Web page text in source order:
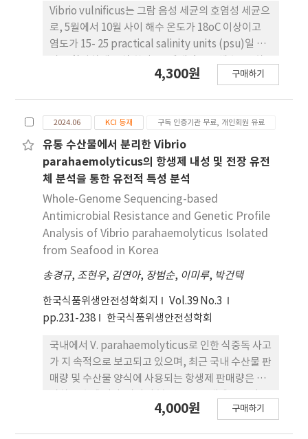
하였으나(P<0.05), H2S는 연구 전기간에 걸 쳐 측정
되지 않았다. 또한, 돼지의 스트레스 수준은 혈중 코르
티솔 농도를 효소면역측정법(ELISA)으로 측정하여
평 가하였다. 그 결과, 실험군의 코르티솔 농도 감소율
이 대조 군에 비해 유의적으로 높게 나타났다
(P<0.05). 스트레스 감 소에 따른 면역력 향상 여부를
시한 결과, 항원제시세포의 비율이 다 소 증가하였고,
CD4-T cell 비율이 유의적으로 증가하였다
(P<0.05). 이상의 결과를 종합하면, 본 실험에서 사용
한 바 이오매직®은 양돈장에서 악취 저감뿐만 아니라
돼지의 스 트레스 완화 및 면역 기능 향상에도 긍정적
인 효과를 나타 내었다. 이러한 개선 효과는 폐사율 감
소 및 생산성 향상, 나아가 동물 복지 증진에 기여할
수 있을 것으로 판단된다.
Vibrio vulnificus는 그람 음성 세균의 호염성 세균으
로, 5월에서 10월 사이 해수 온도가 18oC 이상이고
염도가 15- 25 practical salinity units (psu)일 때
구, 갯벌 등 다양한 해양 환경에 서식하며, 굴, 전복 등
vulnificus의 분포 범위가 점차 확장되고 있으며, 그
에 따라 비브리오 패혈증 감염에 대한 위험도가 증가
하 고 있다. 본 연구에서는 수산물에서 V. vulnificus
분리, 항 생제 감수성 검사, MLST 분석, 전장 유전체
분석을 통한 병원성 유전자 확인, MIC를 통한 항생제
내성 유전자 분 석, 더 나아가 bv-brc에 등록된 아시
아에서 분리된 V. vulnificus 균주들과 함께 cgMLST
분석을 진행하였다. 2023 년4월-7월까지 서울, 경기
시료 총 84건에서 V. vulnificus가 바 지락에서 총2주
저항성을 보였으나, V. vulnificus의 치료에 사용되
는 ciprofloxacin, tetracycline,
chloramphenicol 항생제에 내 성을 보이지 않았다.
Whole genome sequencing 분석 결 과, 유전자
상 두 균주는 동일한 클론으로 확인되었으며, multi-
locus sequencing typing 결과 기존에 보고되지
않은 새로운 sequence type으로 확인되었다.
Virulence gene 분 석 결과, 총123개의 병원성 유전
4,300원 구매하기
2024.06 KCI 등재 구독 인증기관 무료, 개인회원 유료
유통 수산물에서 분리한 Vibrio
parahaemolyticus의 항생제 내성 및 전장 유전
체 분석을 통한 유전적 특성 분석
Whole-Genome Sequencing-based
Antimicrobial Resistance and Genetic Profile
Analysis of Vibrio parahaemolyticus Isolated
from Seafood in Korea
송경규, 조현우, 김연아, 장범순, 이미루, 박건택
한국식품위생안전성학회지
Vol.39 No.3
pp.231-238
한국식품위생안전성학회
국내에서 V. parahaemolyticus로 인한 식중독 사고
가 지 속적으로 보고되고 있으며, 최근 국내 수산물 판
매량 및 수산물 양식에 사용되는 항생제 판매량은 증
수산물에서 분 리한 V. parahaemolyticus의 분포,
4,000원 구매하기